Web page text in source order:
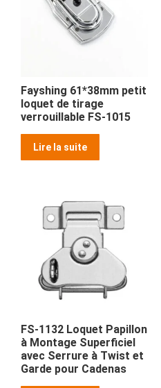
Fayshing 61*38mm petit
loquet de tirage
verrouillable FS-1015
Lire la suite
FS-1132 Loquet Papillon
à Montage Superficiel
avec Serrure à Twist et
Garde pour Cadenas